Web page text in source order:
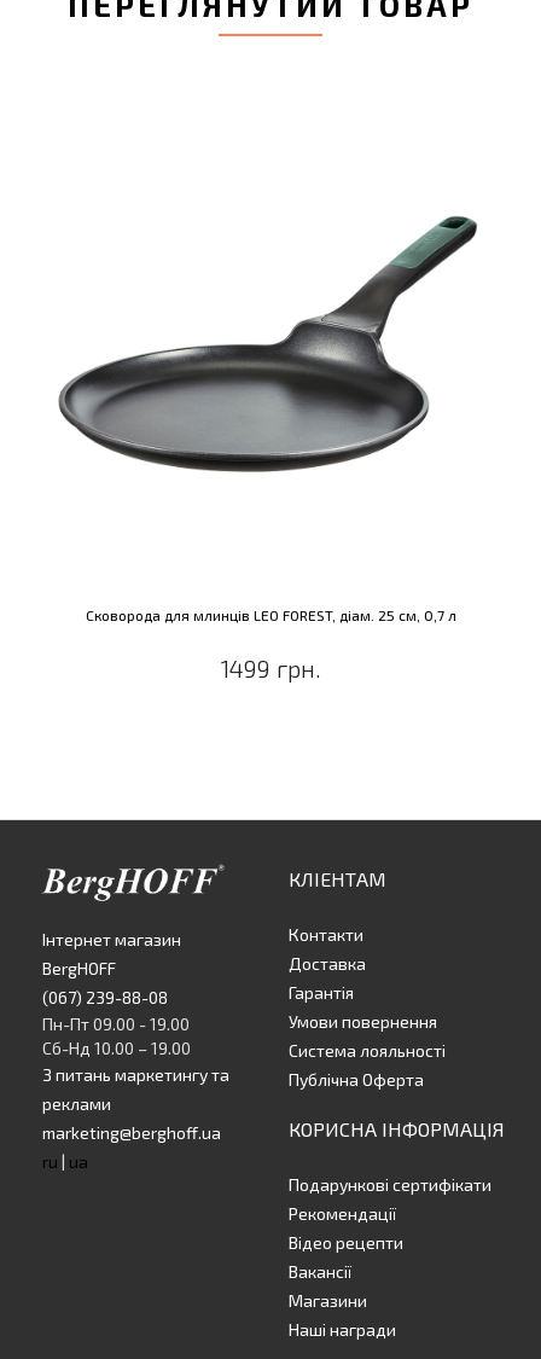
Сковорода для млинців LEO FOREST, діам. 25 см, 0,7 л
1499 грн.
Інтернет магазин
BergHOFF
(067) 239-88-08
Пн-Пт 09.00 - 19.00
Сб-Нд 10.00 – 19.00
З питань маркетингу та
реклами
marketing@berghoff.ua
ru | ua
КЛІЕНТАМ
Контакти
Доставка
Гарантія
Умови повернення
Система лояльності
Публічна Оферта
КОРИСНА ІНФОРМАЦІЯ
Подарункові сертифікати
Рекомендації
Відео рецепти
Вакансії
Магазини
Наші награди